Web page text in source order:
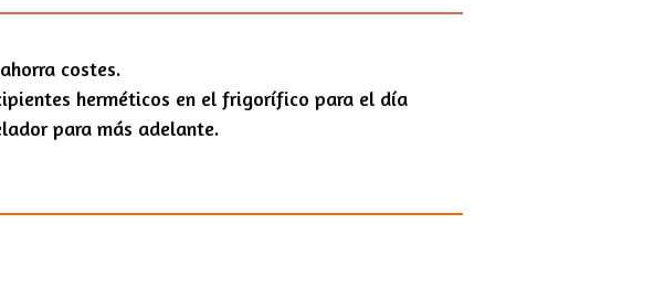
costes.
herméticos en el frigorífico para el día
para más adelante.